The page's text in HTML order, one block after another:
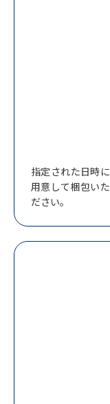
指定された日時
用意して梱包い
ださい。